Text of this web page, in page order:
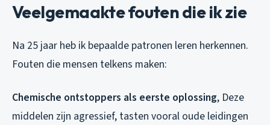
Veelgemaakte fouten die ik zie
Na 25 jaar heb ik bepaalde patronen leren herkennen.
Fouten die mensen telkens maken:
Chemische ontstoppers als eerste oplossing, Deze
middelen zijn agressief, tasten vooral oude leidingen